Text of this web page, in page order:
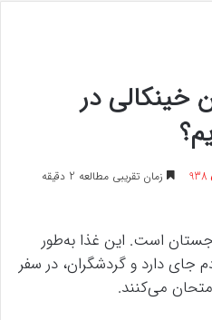
خینکالی در
938 زمان تقریبی مطالعه 2 دقیقه
است. این غذا به‌طور
جای دارد و گردشگران، در سفر
می‌کنند.